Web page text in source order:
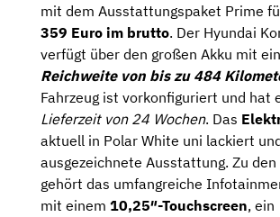
mit dem Ausstattungspaket Prime
359 Euro im brutto. Der Hyundai
verfügt über den großen Akku mit
Reichweite von bis zu 484
Fahrzeug ist vorkonfiguriert und hat
Lieferzeit von 24 Wochen. Das
aktuell in Polar White uni lackiert
ausgezeichnete Ausstattung. Zu den
gehört das umfangreiche
mit einem 10,25″-Touchscreen, ein